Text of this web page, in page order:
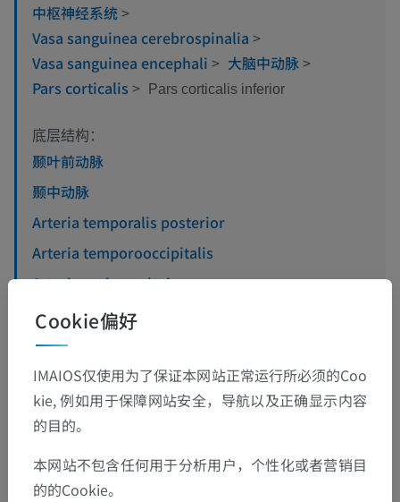
中枢神经系统>
Vasa sanguinea cerebrospinalia >
Vasa sanguinea encephali > 大脑中动脉>
Pars corticalis > Pars corticalis inferior
底层结构：
颞叶前动脉
颞中动脉
Arteria temporalis posterior
Arteria temporooccipitalis
Arteria gyri angularis
翻译
发现错误？
Cookie偏好
IMAIOS仅使用为了保证本网站正常运行所必须的Coo
kie, 例如用于保障网站安全，导航以及正确显示内容
的目的。
本网站不包含任何用于分析用户，个性化或者营销目
的的Cookie。